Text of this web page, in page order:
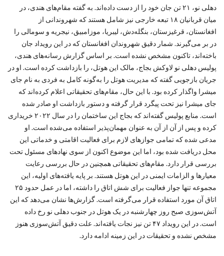
دهلی نو، ۲۱ تن جان خود را از دست داده‌اند. به گفته مقام‌های هندی، در
میان قربانیان ۱۸ تبعه خارجی نیز شامل هستند که شهروندانی از
افغانستان، قرغیزستان، بنگله‌دش، لیبریا، موزامبیق، نیجریه و سومالی را
در بر می‌گیرند. شمار دقیق شهروندان افغانستان که در این رویداد جان
باخته‌اند، تاکنون مشخص نشده است. بر اساس گزارش رسانه‌های هندی،
پولیس دهلی نو لاوکش بجاج، مالک این هوتل، را بازداشت کرده است. او در
جریان بازجویی گفته که مدیریت هوتل را به‌گونه کامل به فردی به نام جای
میشرا واگذار کرده بود. با این حال، مقام‌های تحقیقاتی اعلام کرده‌اند که
جای میشرا نیز تحت پیگرد قرار گرفته و دستور بازداشت او صادر شده
است. منابع پولیس گفته‌اند که بجاج این ساختمان را در سال ۲۰۲۲ خریداری
کرده و پس از آن از آن به عنوان مهمان‌پذیر استفاده می‌شده است. او
مدعی شده که تمامی جوازهای لازم برای فعالیت اقامتی و خدماتی این
محل دریافت شده بود، اما این موضوع اکنون از سوی نهادهای مسئول تحت
بررسی قرار دارد. مقام‌های تحقیقاتی همچنین در حال بررسی رعایت
معیارها و الزامات ایمنی در این هوتل هستند. بر پایه یافته‌های اولیه، این
مجموعه تنها جواز فعالیت برای شش اتاق را داشته، اما در عمل حدود ۲۵
اتاق آن مورد استفاده قرار می‌گرفته است. گزارش‌ها نشان می‌دهد که این
آتش‌سوزی صبح روز چهارشنبه در یک هوتل در جنوب دهلی نو رخ داده
است. در این رویداد ۴۷ تن نیز نجات یافته‌اند. علت دقیق آتش‌سوزی هنوز
مشخص نشده و تحقیقات در این زمینه ادامه دارد.